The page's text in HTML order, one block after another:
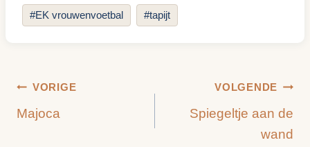
Bericht
tags:
#EK vrouwenvoetbal #tapijt
Bericht
navigatie
VORIGE
Majoca
VOLGENDE
Spiegeltje aan de
wand